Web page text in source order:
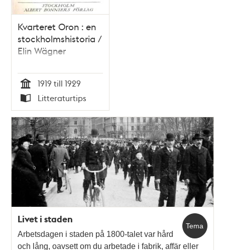
Kvarteret Oron : en
stockholmshistoria /
Elin Wägner
Tid
1919 till 1929
Typ
Litteraturtips
Tema
Livet i staden
Arbetsdagen i staden på 1800-talet var hård
och lång, oavsett om du arbetade i fabrik, affär eller